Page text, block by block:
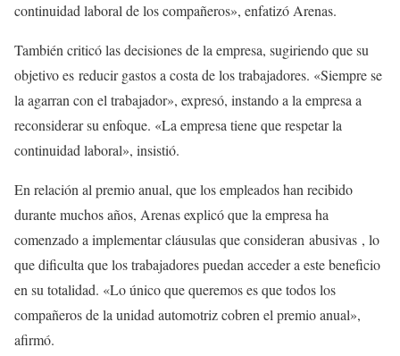
continuidad laboral de los compañeros», enfatizó Arenas.
También criticó las decisiones de la empresa, sugiriendo que su
objetivo es reducir gastos a costa de los trabajadores. «Siempre se
la agarran con el trabajador», expresó, instando a la empresa a
reconsiderar su enfoque. «La empresa tiene que respetar la
continuidad laboral», insistió.
En relación al premio anual, que los empleados han recibido
durante muchos años, Arenas explicó que la empresa ha
comenzado a implementar cláusulas que consideran abusivas , lo
que dificulta que los trabajadores puedan acceder a este beneficio
en su totalidad. «Lo único que queremos es que todos los
compañeros de la unidad automotriz cobren el premio anual»,
afirmó.